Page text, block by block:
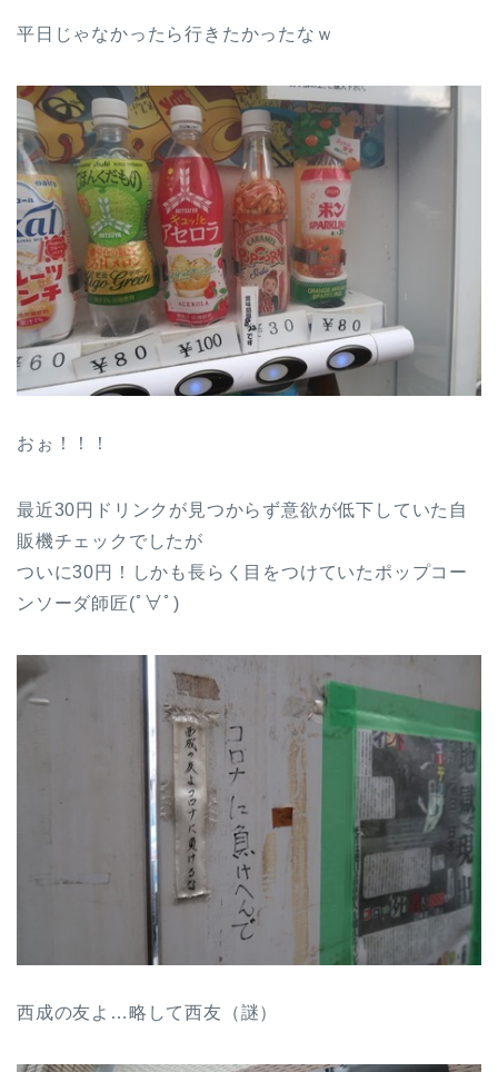
平日じゃなかったら行きたかったなｗ
おぉ！！！
最近30円ドリンクが見つからず意欲が低下していた自
販機チェックでしたが
ついに30円！しかも長らく目をつけていたポップコー
ンソーダ師匠(ﾟ∀ﾟ)
西成の友よ…略して西友（謎）